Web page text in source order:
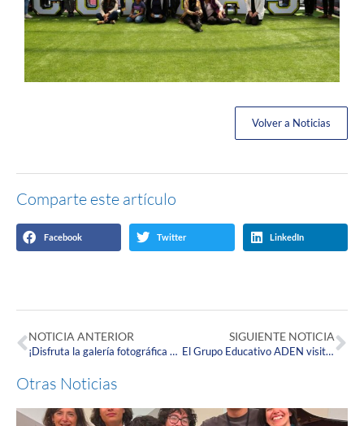
Volver a Noticias
Comparte este artículo
Facebook Twitter LinkedIn
NOTICIA ANTERIOR
¡Disfruta la galería fotográfica de la Ceremonia de Grados de la Especialización en TAFV Corpista 2023-2!
SIGUIENTE NOTICIA
El Grupo Educativo ADEN visitó las instalaciones de la Fundación Universitaria Juan N. Corpas
Otras Noticias